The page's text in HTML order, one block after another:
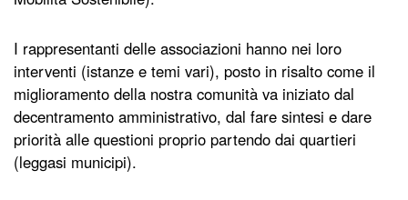
I rappresentanti delle associazioni hanno nei loro
interventi (istanze e temi vari), posto in risalto come il
miglioramento della nostra comunità va iniziato dal
decentramento amministrativo, dal fare sintesi e dare
priorità alle questioni proprio partendo dai quartieri
(leggasi municipi).